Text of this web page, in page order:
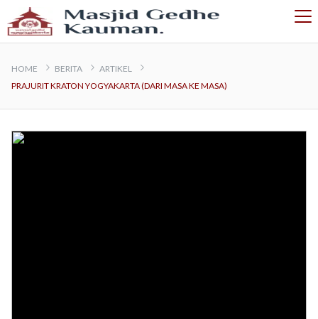
HOME BERITA
ARTIKEL
PRAJURIT KRATON YOGYAKARTA (DARI MASA KE MASA)